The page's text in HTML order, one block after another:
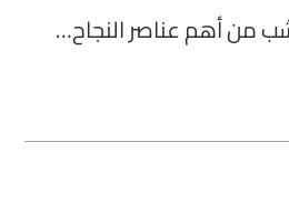
من أهم عناصر النجاح…